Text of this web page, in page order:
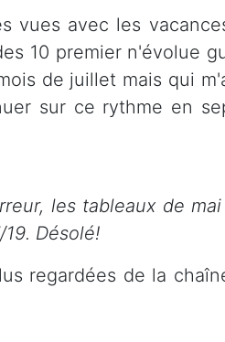
vues avec les
10 premier n'évolue
de juillet mais qui
sur ce rythme en
les tableaux de
Désolé!
regardées de la